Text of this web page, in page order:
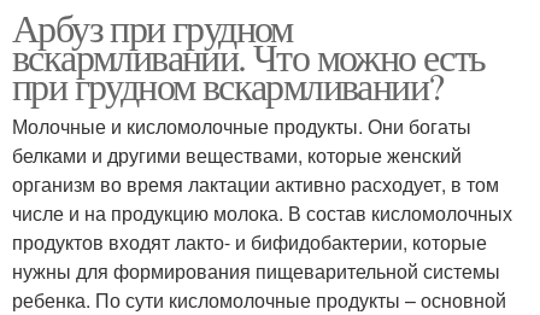
Арбуз при грудном
вскармливании. Что можно есть
при грудном вскармливании?
Молочные и кисломолочные продукты. Они богаты
белками и другими веществами, которые женский
организм во время лактации активно расходует, в том
числе и на продукцию молока. В состав кисломолочных
продуктов входят лакто- и бифидобактерии, которые
нужны для формирования пищеварительной системы
ребенка. По сути кисломолочные продукты – основной